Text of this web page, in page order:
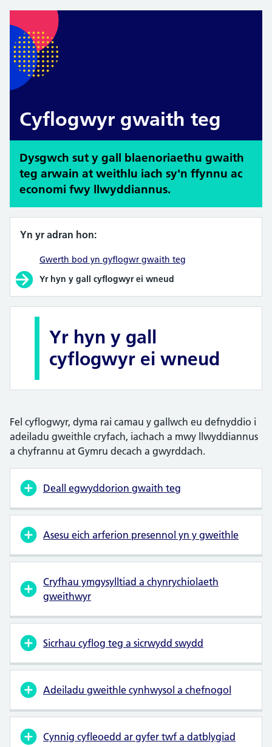
Cyflogwyr gwaith teg
Dysgwch sut y gall blaenoriaethu gwaith
teg arwain at weithlu iach sy'n ffynnu ac
economi fwy llwyddiannus.
Yn yr adran hon:
Gwerth bod yn gyflogwr gwaith teg
Yr hyn y gall cyflogwyr ei wneud
Yr hyn y gall
cyflogwyr ei wneud
Fel cyflogwyr, dyma rai camau y gallwch eu defnyddio i
adeiladu gweithle cryfach, iachach a mwy llwyddiannus
a chyfrannu at Gymru decach a gwyrddach.
Deall egwyddorion gwaith teg
Asesu eich arferion presennol yn y gweithle
Cryfhau ymgysylltiad a chynrychiolaeth
gweithwyr
Sicrhau cyflog teg a sicrwydd swydd
Adeiladu gweithle cynhwysol a chefnogol
Cynnig cyfleoedd ar gyfer twf a datblygiad